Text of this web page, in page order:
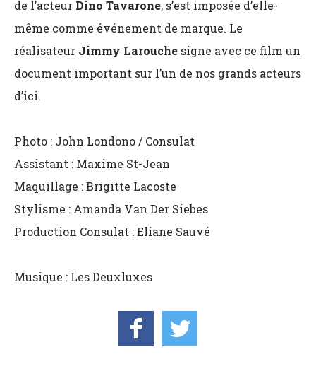
de l’acteur Dino Tavarone, s’est imposée d’elle-
même comme événement de marque. Le
réalisateur Jimmy Larouche signe avec ce film un
document important sur l’un de nos grands acteurs
d’ici.
Photo : John Londono / Consulat
Assistant : Maxime St-Jean
Maquillage : Brigitte Lacoste
Stylisme : Amanda Van Der Siebes
Production Consulat : Eliane Sauvé
Musique : Les Deuxluxes